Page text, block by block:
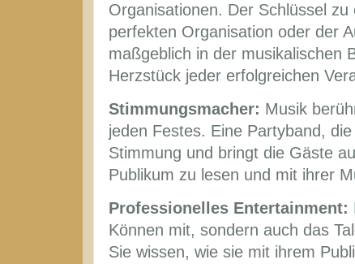
Organisationen. Der Schlüssel
perfekten Organisation oder der
maßgeblich in der musikalischen
Herzstück jeder erfolgreichen
Stimmungsmacher: Musik
jeden Festes. Eine Partyband,
Stimmung und bringt die Gäste
Publikum zu lesen und mit ihrer
Professionelles Entertainment:
Können mit, sondern auch das
Sie wissen, wie sie mit ihrem